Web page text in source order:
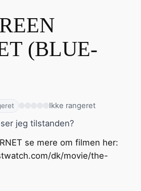
(BLUE-
Ikke rangeret
jeg tilstanden?
se mere om filmen her:
dk/movie/the-